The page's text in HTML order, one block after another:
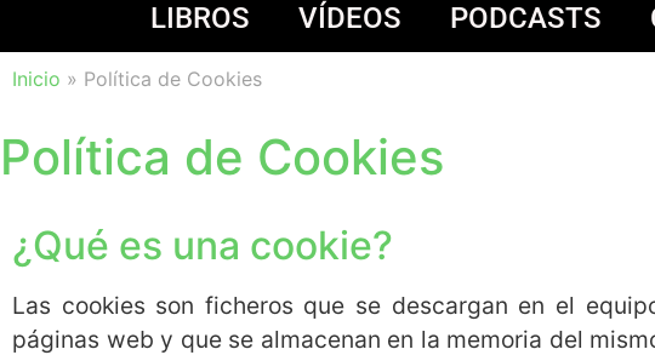
LIBROS VÍDEOS PODCASTS
Inicio » Política de Cookies
Política de Cookies
¿Qué es una cookie?
Las cookies son ficheros que se descargan en el
páginas web y que se almacenan en la memoria del